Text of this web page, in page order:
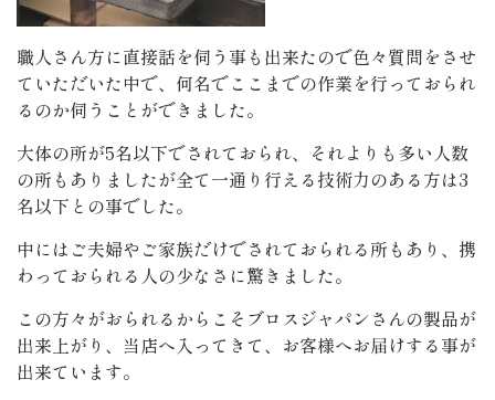
職人さん方に直接話を伺う事も出来たので色々質問をさせ
ていただいた中で、何名でここまでの作業を行っておられ
るのか伺うことができました。
大体の所が5名以下でされておられ、それよりも多い人数
の所もありましたが全て一通り行える技術力のある方は3
名以下との事でした。
中にはご夫婦やご家族だけでされておられる所もあり、携
わっておられる人の少なさに驚きました。
この方々がおられるからこそブロスジャパンさんの製品が
出来上がり、当店へ入ってきて、お客様へお届けする事が
出来ています。